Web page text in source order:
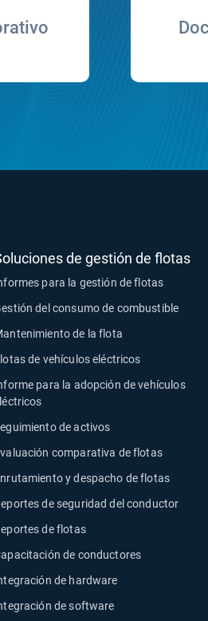
de gestión de flotas
para la gestión de flotas
del consumo de combustible
de la flota
de vehículos eléctricos
para la adopción de vehículos
de activos
comparativa de flotas
y despacho de flotas
de seguridad del conductor
de flotas
de conductores
de hardware
de software